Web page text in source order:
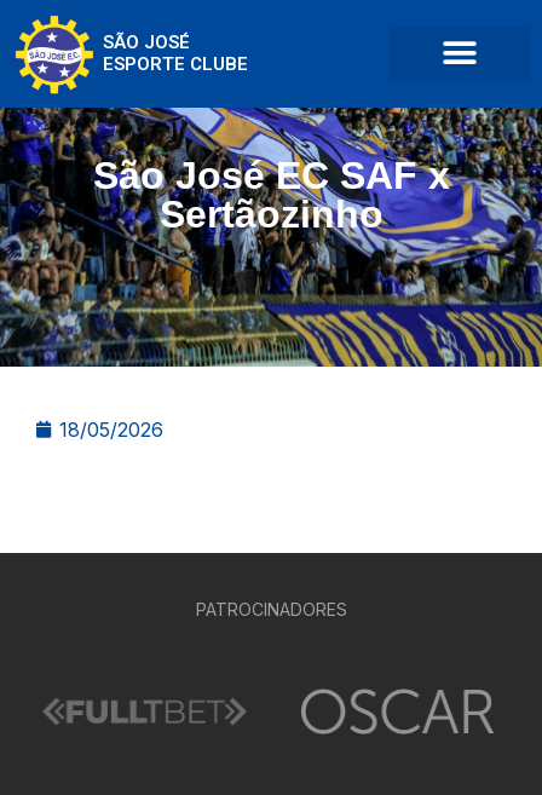
SÃO JOSÉ
ESPORTE CLUBE
São José EC SAF x
Sertãozinho
18/05/2026
PATROCINADORES